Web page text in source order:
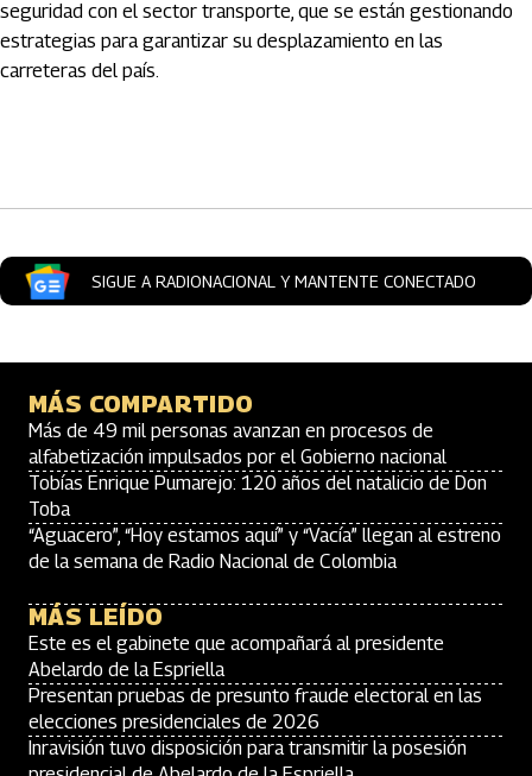
seguridad con el sector transporte, que se están gestionando
estrategias para garantizar su desplazamiento en las
carreteras del país.
SIGUE A RADIONACIONAL Y MANTENTE CONECTADO
MÁS COMPARTIDO
Más de 49 mil personas avanzan en procesos de
alfabetización impulsados por el Gobierno nacional
Tobías Enrique Pumarejo: 120 años del natalicio de Don
Toba
“Aguacero”, “Hoy estamos aquí” y “Vacía” llegan al estreno
de la semana de Radio Nacional de Colombia
MÁS LEÍDO
Este es el gabinete que acompañará al presidente
Abelardo de la Espriella
Presentan pruebas de presunto fraude electoral en las
elecciones presidenciales de 2026
Inravisión tuvo disposición para transmitir la posesión